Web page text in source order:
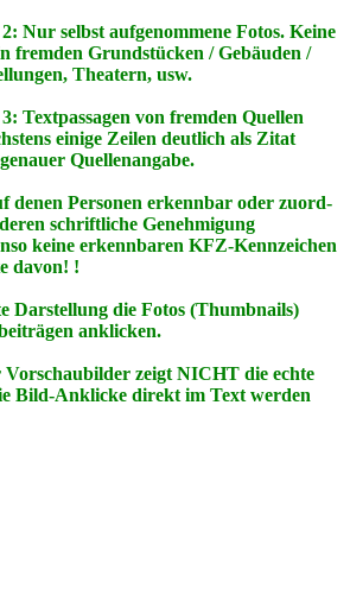
Nur selbst aufgenommene Fotos. Keine
fremden Grundstücken / Gebäuden /
Theatern, usw.
Textpassagen von fremden Quellen
einige Zeilen deutlich als Zitat
Quellenangabe.
denen Personen erkennbar oder zuord-
schriftliche Genehmigung
keine erkennbaren KFZ-Kennzeichen
davon! !
Darstellung die Fotos (Thumbnails)
anklicken.
zeigt NICHT die echte
Bild-Anklicke direkt im Text werden